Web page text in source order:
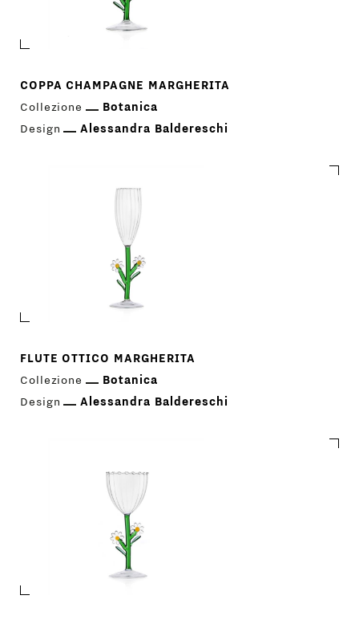
COPPA CHAMPAGNE MARGHERITA
Collezione
Botanica
Design
Alessandra Baldereschi
FLUTE OTTICO MARGHERITA
Collezione
Botanica
Design
Alessandra Baldereschi